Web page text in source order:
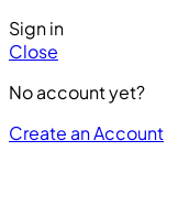
Sign in
Close
No account yet?
Create an Account